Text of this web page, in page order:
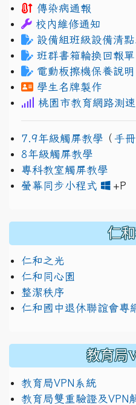
傳染病通報
校內維修通知
設備組班級設備清點
班群書箱輪換回報單
電動板擦機保養說明
學生名牌製作
桃園市教育網路測速
7.9年級觸屏教學 （ 手冊
8年級觸屏教學
專科教室觸屏教學
螢幕同步小程式
+P
仁
仁和之光
仁和同心園
整潔秩序
仁和國中退休聯誼會專
教育局
教育局VPN系統
教育局雙重驗證及VPN